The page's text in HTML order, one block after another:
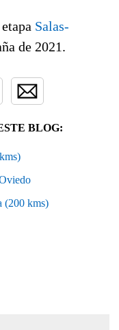
Salas-
de 2021.
BLOG:
(200 kms)